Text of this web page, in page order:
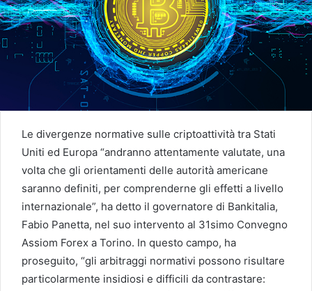
Le divergenze normative sulle criptoattività tra Stati
Uniti ed Europa “andranno attentamente valutate, una
volta che gli orientamenti delle autorità americane
saranno definiti, per comprenderne gli effetti a livello
internazionale”, ha detto il governatore di Bankitalia,
Fabio Panetta, nel suo intervento al 31simo Convegno
Assiom Forex a Torino. In questo campo, ha
proseguito, “gli arbitraggi normativi possono risultare
particolarmente insidiosi e difficili da contrastare: